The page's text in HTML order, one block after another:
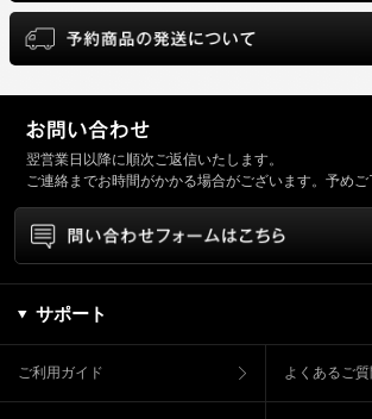
翌営業日以降に順次ご返信いたします。
ご連絡までお時間がかかる場合がございます。予めご
サポート
ご利用ガイド よくあるご質